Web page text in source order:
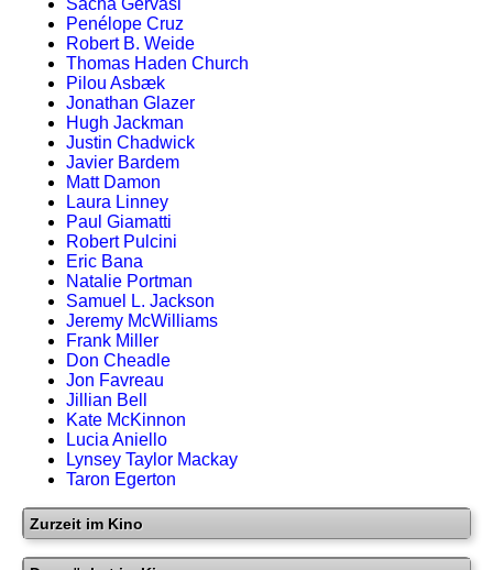
Sacha Gervasi
Penélope Cruz
Robert B. Weide
Thomas Haden Church
Pilou Asbæk
Jonathan Glazer
Hugh Jackman
Justin Chadwick
Javier Bardem
Matt Damon
Laura Linney
Paul Giamatti
Robert Pulcini
Eric Bana
Natalie Portman
Samuel L. Jackson
Jeremy McWilliams
Frank Miller
Don Cheadle
Jon Favreau
Jillian Bell
Kate McKinnon
Lucia Aniello
Lynsey Taylor Mackay
Taron Egerton
Zurzeit im Kino